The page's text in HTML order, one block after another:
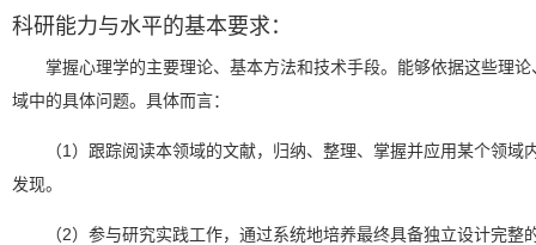
科研能力与水平的基本要求：
掌握心理学的主要理论、基本方法和技术手段。能够依据这些理
域中的具体问题。具体而言：
（1）跟踪阅读本领域的文献，归纳、整理、掌握并应用某个领域
发现。
（2）参与研究实践工作，通过系统地培养最终具备独立设计完整